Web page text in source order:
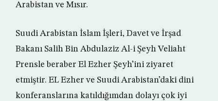
Arabistan ve Mısır.
Suudi Arabistan İslam İşleri, Davet ve İrşad
Bakanı Salih Bin Abdulaziz Al-i Şeyh Veliaht
Prensle beraber El Ezher Şeyh’ini ziyaret
etmiştir. EL Ezher ve Suudi Arabistan’daki dini
konferanslarına katıldığımdan dolayı çok iyi